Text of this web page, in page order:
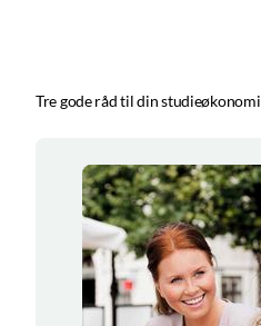
Tre gode råd til din studieøkonomi